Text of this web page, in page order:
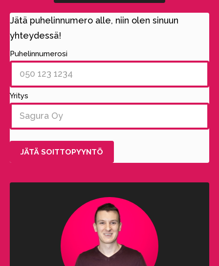
Jätä puhelinnumero alle, niin olen sinuun
yhteydessä!
Puhelinnumerosi
Yritys